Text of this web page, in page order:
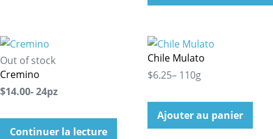
Out of stock
Cremino
$14.00- 24pz
Continuer la lecture
Chile Mulato
$6.25– 110g
Ajouter au panier